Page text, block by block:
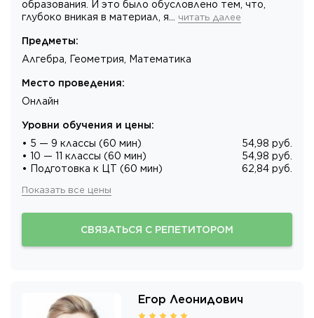
образования. И это было обусловлено тем, что,
глубоко вникая в материал, я… читать далее
Предметы:
Алгебра, Геометрия, Математика
Место проведения:
Онлайн
Уровни обучения и цены:
• 5 — 9 классы (60 мин)
54,98 руб.
• 10 — 11 классы (60 мин)
54,98 руб.
• Подготовка к ЦТ (60 мин)
62,84 руб.
Показать все цены
СВЯЗАТЬСЯ С РЕПЕТИТОРОМ
Егор Леонидович